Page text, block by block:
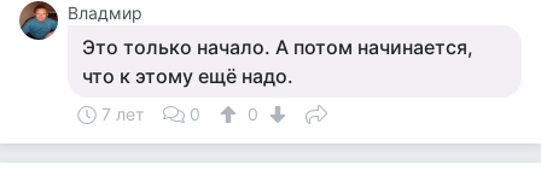
Владмир
Это только начало. А потом начинается,
что к этому ещё надо.
7 лет 0 0